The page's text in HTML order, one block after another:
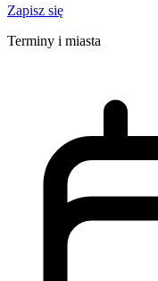
Zapisz się
Terminy i miasta